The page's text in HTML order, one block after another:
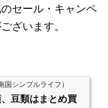
セール・キャンペ
ざいます。
シンプルライフ）
豆類はまとめ買